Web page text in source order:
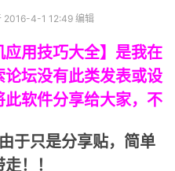
2016-4-1 12:49 编辑
应用技巧大全】是我在
坛没有此类发表或设
软件分享给大家，不
由于只是分享贴，简单
！！